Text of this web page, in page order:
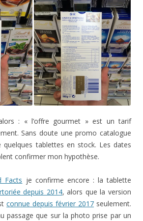
: « l’offre gourmet » est un tarif
Sans doute une promo catalogue
quelques tablettes en stock. Les dates
confirmer mon hypothèse.
Facts je confirme encore : la tablette
depuis 2014, alors que la version
connue depuis février 2017 seulement.
passage que sur la photo prise par un